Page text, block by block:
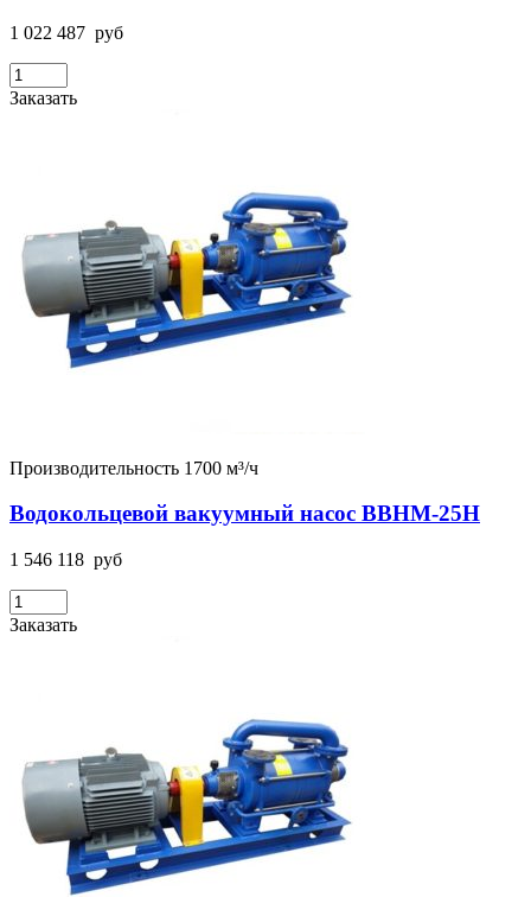
1 022 487 руб
Заказать
Производительность 1700 м³/ч
Водокольцевой вакуумный насос ВВНМ-25Н
1 546 118 руб
Заказать